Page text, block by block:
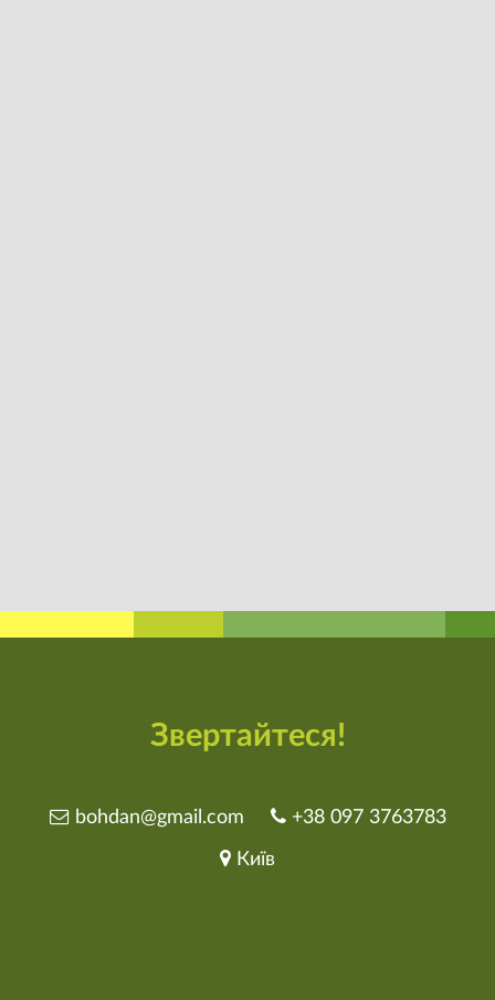
Звертайтеся!
bohdan@gmail.com +38 097 3763783
Київ